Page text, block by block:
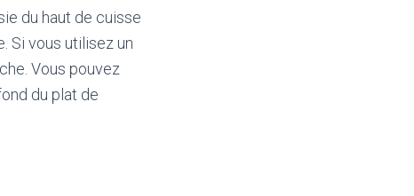
du haut de cuisse
Si vous utilisez un
Vous pouvez
du plat de